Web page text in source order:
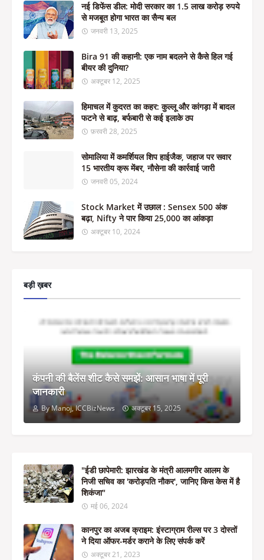
नई डिफेंस डील: मोदी सरकार का 1.5 लाख करोड़ रुपये
से मजबूत होगा भारत का सैन्य बल
जनवरी 13, 2025
Bira 91 की कहानी: एक नाम बदलने से कैसे हिल गई
बीयर की दुनिया?
अक्टूबर 12, 2025
हिमाचल में कुदरत का कहर: कुल्लू और कांगड़ा में बादल
फटने से बाढ़, बर्फबारी से कई इलाके ठप
फ़रवरी 28, 2025
सोमालिया में कमर्शियल शिप हाईजैक, जहाज पर सवार
15 भारतीय क्रू मेंबर, नौसेना की कार्रवाई जारी
जनवरी 05, 2024
Stock Market में उछाल : Sensex 500 अंक
बढ़ा, Nifty ने पार किया 25,000 का आंकड़ा
अक्टूबर 10, 2024
बड़ी ख़बर
कंपनी की बैलेंस शीट कैसे समझें: आसान भाषा में पूरी
जानकारी
By Manoj, ICCBizNews अक्टूबर 15, 2025
"ईडी छापेमारी: झारखंड के मंत्री आलमगीर आलम के
निजी सचिव का 'करोड़पति नौकर', जानिए किस केस में है
शिकंजा"
मई 06, 2024
कानपुर का अजब क्राइम: इंस्टाग्राम रील्स पर 3 दोस्तों
ने दिया ऑफर-मर्डर कराने के लिए संपर्क करें
अक्टूबर 21, 2023